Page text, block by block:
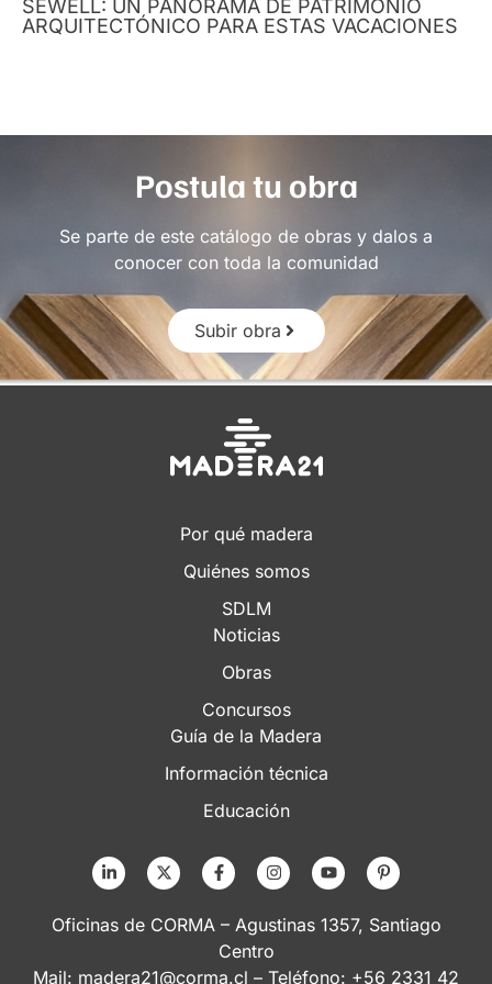
SEWELL: UN PANORAMA DE PATRIMONIO
ARQUITECTÓNICO PARA ESTAS VACACIONES
Postula tu obra
Se parte de este catálogo de obras y dalos a
conocer con toda la comunidad
Subir obra
Por qué madera
Quiénes somos
SDLM
Noticias
Obras
Concursos
Guía de la Madera
Información técnica
Educación
Oficinas de CORMA – Agustinas 1357, Santiago
Centro
Mail: madera21@corma.cl – Teléfono: +56 2331 42